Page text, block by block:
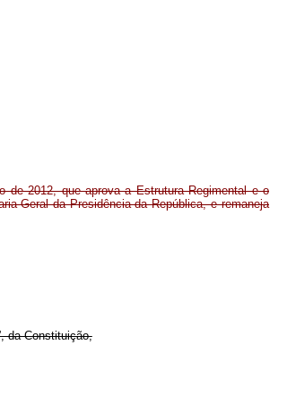
2012, que aprova a Estrutura Regimental e o
Geral da Presidência da República, e remaneja
da Constituição,